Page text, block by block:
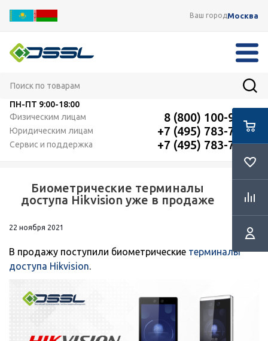
Ваш городМосква
ПН-ПТ 9:00-18:00
Физическим лицам
8 (800) 100-91-12
Юридическим лицам +7 (495) 783-72-87
Сервис и поддержка +7 (495) 783-72-87
Биометрические терминалы
доступа Hikvision уже в продаже
RSS
22 ноября 2021
В продажу поступили биометрические терминалы
доступа Hikvision.